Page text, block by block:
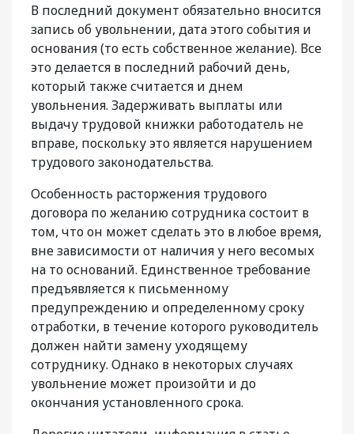
В последний документ обязательно вносится
запись об увольнении, дата этого события и
основания (то есть собственное желание). Все
это делается в последний рабочий день,
который также считается и днем
увольнения. Задерживать выплаты или
выдачу трудовой книжки работодатель не
вправе, поскольку это является нарушением
трудового законодательства.
Особенность расторжения трудового
договора по желанию сотрудника состоит в
том, что он может сделать это в любое время,
вне зависимости от наличия у него весомых
на то оснований. Единственное требование
предъявляется к письменному
предупреждению и определенному сроку
отработки, в течение которого руководитель
должен найти замену уходящему
сотруднику. Однако в некоторых случаях
увольнение может произойти и до
окончания установленного срока.